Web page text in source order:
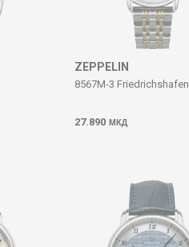
ZEPPELIN
8567M-3 Friedrichshafen
27.890 МКД